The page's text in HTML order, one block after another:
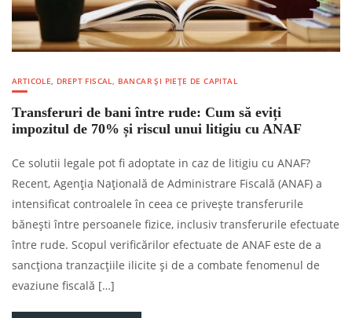
ARTICOLE DREPT FISCAL, BANCAR ȘI PIEȚE DE CAPITAL
Transferuri de bani între rude: Cum să eviți
impozitul de 70% și riscul unui litigiu cu ANAF
Ce solutii legale pot fi adoptate in caz de litigiu cu ANAF?
Recent, Agenția Națională de Administrare Fiscală (ANAF) a
intensificat controalele în ceea ce privește transferurile
bănești între persoanele fizice, inclusiv transferurile efectuate
între rude. Scopul verificărilor efectuate de ANAF este de a
sancționa tranzacțiile ilicite și de a combate fenomenul de
evaziune fiscală […]